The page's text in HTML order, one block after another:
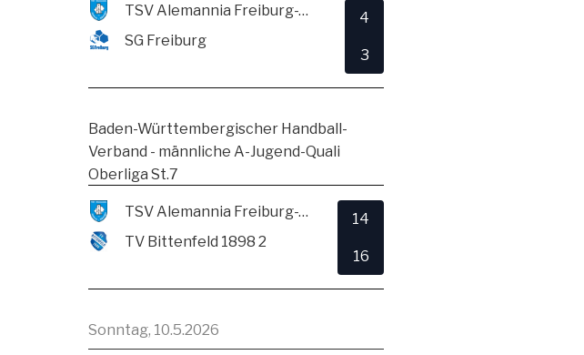
TSV Alemannia Freiburg-Zähringen
SG Freiburg
4
3
Baden-Württembergischer Handball-
Verband - männliche A-Jugend-Quali
Oberliga St.7
TSV Alemannia Freiburg-Zähringen
TV Bittenfeld 1898 2
14
16
Sonntag, 10.5.2026